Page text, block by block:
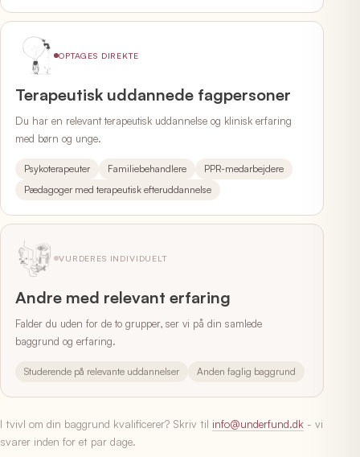
OPTAGES DIREKTE
Terapeutisk uddannede fagpersoner
Du har en relevant terapeutisk uddannelse og klinisk erfaring
med børn og unge.
Psykoterapeuter Familiebehandlere
PPR-medarbejdere
Pædagoger med terapeutisk efteruddannelse
VURDERES INDIVIDUELT
Andre med relevant erfaring
Falder du uden for de to grupper, ser vi på din samlede
baggrund og erfaring.
Studerende på relevante uddannelser Anden faglig baggrund
I tvivl om din baggrund kvalificerer? Skriv til info@underfund.dk - vi
svarer inden for et par dage.